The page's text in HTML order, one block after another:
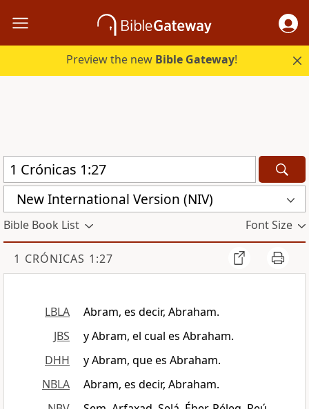
Preview the new Bible Gateway!
New International Version (NIV)
Bible Book List Font Size
1 CRÓNICAS 1:27
LBLA
Abram, es decir, Abraham.
JBS
y Abram, el cual es Abraham.
DHH
y Abram, que es Abraham.
NBLA
Abram, es decir, Abraham.